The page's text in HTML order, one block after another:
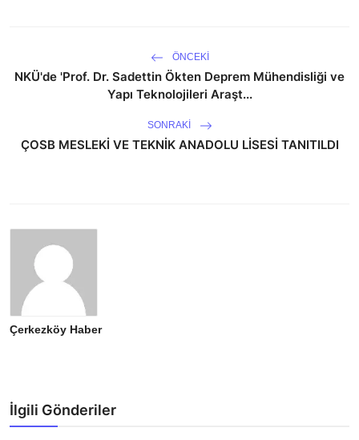
ÖNCEKI
NKÜ'de 'Prof. Dr. Sadettin Ökten Deprem Mühendisliği ve
Yapı Teknolojileri Araşt...
SONRAKI
ÇOSB MESLEKİ VE TEKNİK ANADOLU LİSESİ TANITILDI
Çerkezköy Haber
İlgili Gönderiler